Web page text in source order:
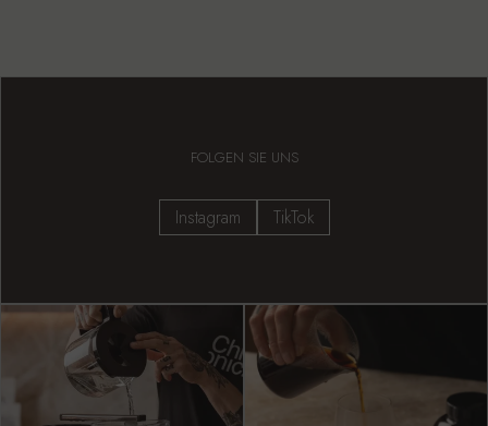
FOLGEN SIE UNS
Instagram TikTok